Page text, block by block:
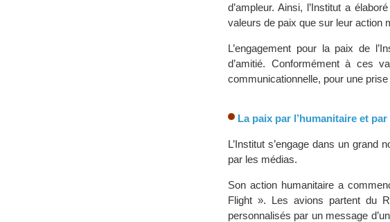
d’ampleur. Ainsi, l’Institut a
valeurs de paix que sur leur action
L’engagement pour la paix de
d’amitié. Conformément à ces
communicationnelle, pour une
La paix par l’humanitaire et
L’Institut s’engage dans un grand
par les médias.
Son action humanitaire a
Flight ». Les avions partent du
personnalisés par un message